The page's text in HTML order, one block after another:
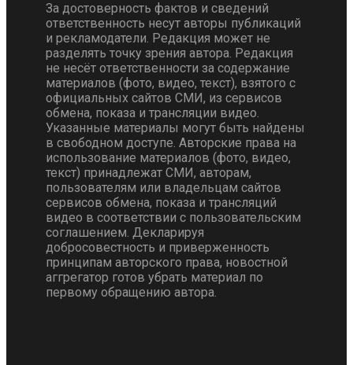
За достоверность фактов и сведений
ответственность несут авторы публикаций
и рекламодатели. Редакция может не
разделять точку зрения автора. Редакция
не несёт ответственности за содержание
материалов (фото, видео, текст), взятого с
официальных сайтов СМИ, из сервисов
обмена, показа и трансляции видео.
Указанные материалы могут быть найдены
в свободном доступе. Авторские права на
использование материалов (фото, видео,
текст) принадлежат СМИ, авторам,
пользователям или владельцам сайтов
сервисов обмена, показа и трансляций
видео в соответствии с пользовательским
соглашением. Декларируя
добросовестность и приверженность
принципам авторского права, новостной
аггрегатор готов убрать материал по
первому обращению автора.